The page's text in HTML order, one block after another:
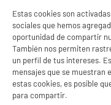
compare_product
F
Estas cookies son
sociales que hemos
oportunidad de compartir
También nos permiten
un perfil de tus intereses.
mensajes que se muestran
estas cookies, es posible
para compartir.